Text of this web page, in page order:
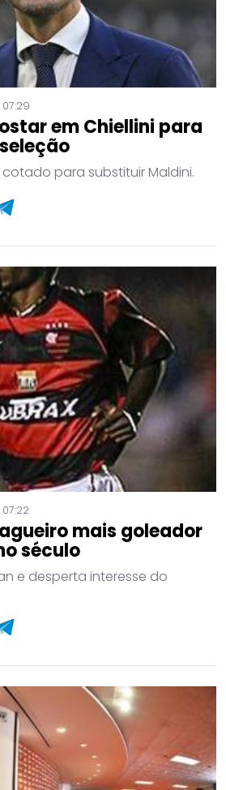
em Chiellini para
para substituir Maldini.
mais goleador
século
e desperta interesse do